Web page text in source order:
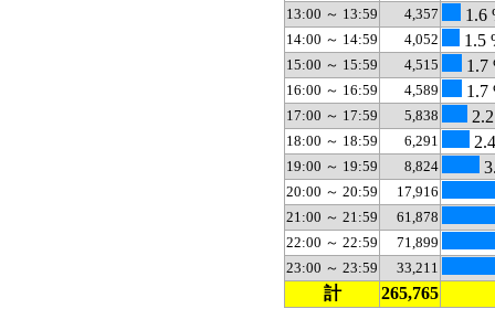
13:00 ～ 13:59 4,357 1.6
14:00 ～ 14:59 4,052 1.5
15:00 ～ 15:59 4,515 1.7
16:00 ～ 16:59 4,589 1.7
17:00 ～ 17:59 5,838
18:00 ～ 18:59 6,291
19:00 ～ 19:59 8,824
20:00 ～ 20:59
17,916
21:00 ～ 21:59
61,878
22:00 ～ 22:59
71,899
23:00 ～ 23:59
33,211
計 265,765